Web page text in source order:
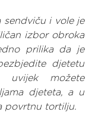
sendviču i vole je
izbor obroka
prilika da je
djetetu
uvijek možete
djeteta, a u
povrtnu tortilju.